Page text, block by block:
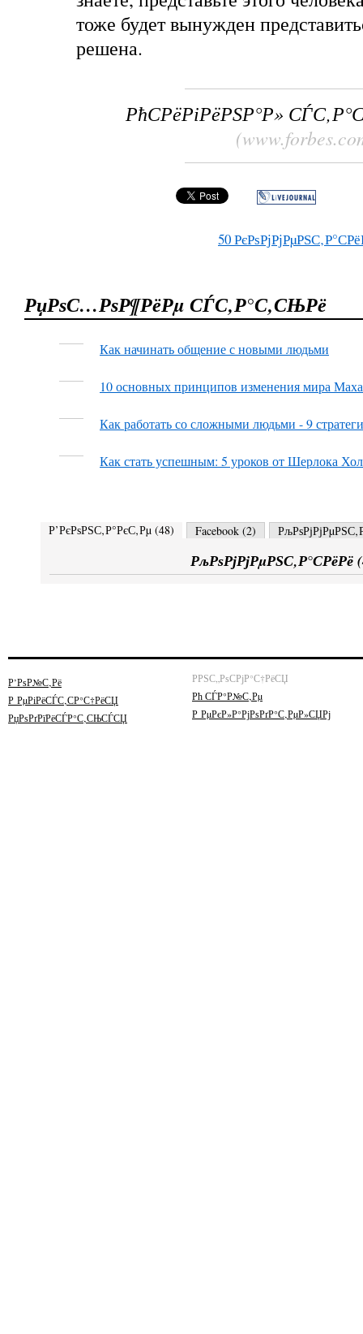
тоже будет вынужден
решена.
РћСРёРіРёРЅР°Р»
50
РџРѕС…РѕР¶РёРµ СЃС‚Р°С‚СЊРё
Как начинать общение с новыми людьми
10 основных принципов изменения мира
Как работать со сложными людьми - 9
Как стать успешным: 5 уроков от Шерлока
Р’РєРѕРЅС‚Р°РєС‚Рµ (48) Facebook (2)
РљРѕРјРјРµРЅС‚Р°СРёРё (
Р’РѕР№С‚Рё
Р РµРіРёСЃС‚СР°С†РёСЏ
РџРѕРґРїРёСЃР°С‚СЊСЃСЏ
РРЅС„РѕСРјР°С†РёСЏ
Рћ СЃР°Р№С‚Рµ
Р РµРєР»Р°РјРѕРґР°С‚РµР»СЏРј